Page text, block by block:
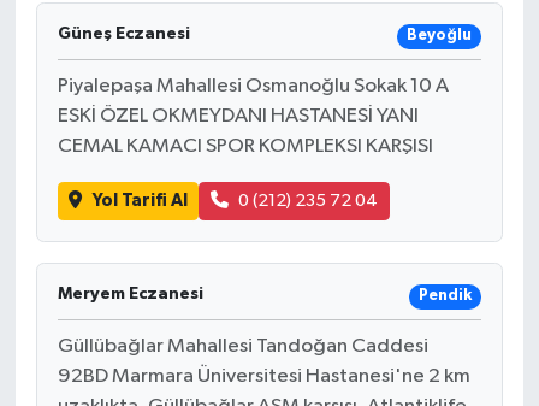
Güneş Eczanesi Beyoğlu
Piyalepaşa Mahallesi Osmanoğlu Sokak 10 A
ESKİ ÖZEL OKMEYDANI HASTANESİ YANI
CEMAL KAMACI SPOR KOMPLEKSI KARŞISI
Yol Tarifi Al 0 (212) 235 72 04
Meryem Eczanesi Pendik
Güllübağlar Mahallesi Tandoğan Caddesi
92BD Marmara Üniversitesi Hastanesi'ne 2 km